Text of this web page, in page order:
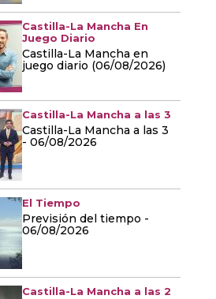
Castilla-La Mancha En
Juego Diario
Castilla-La Mancha en
juego diario (06/08/2026)
Castilla-La Mancha a las 3
Castilla-La Mancha a las 3
- 06/08/2026
El Tiempo
Previsión del tiempo -
06/08/2026
Castilla-La Mancha a las 2